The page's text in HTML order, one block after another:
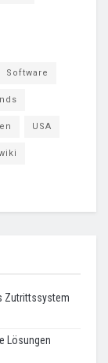
Software
USA
Zutrittssystem
Lösungen